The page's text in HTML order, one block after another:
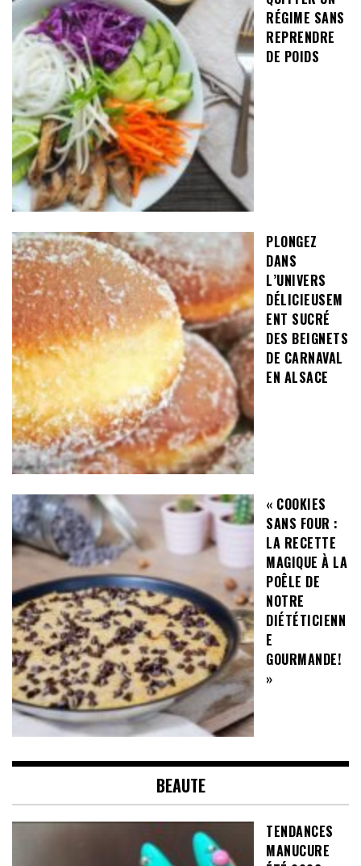
RÉGIME SANS
REPRENDRE
DE POIDS
PLONGEZ
DANS
L’UNIVERS
DÉLICIEUSEM
ENT SUCRÉ
DES BEIGNETS
DE CARNAVAL
EN ALSACE
« COOKIES
SANS FOUR :
LA RECETTE
MAGIQUE À LA
POÊLE DE
NOTRE
DIÉTÉTICIENN
E
GOURMANDE!
»
BEAUTE
TENDANCES
MANUCURE